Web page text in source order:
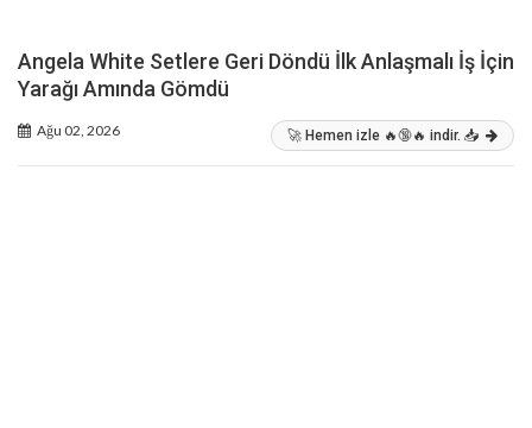
Angela White Setlere Geri Döndü İlk Anlaşmalı İş İçin
Yarağı Amında Gömdü
Ağu 02, 2026 🚀 Hemen izle 🔥🔞🔥 indir. 📥